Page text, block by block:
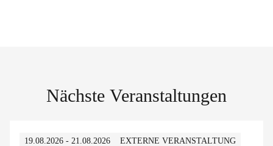
Nächste Veranstaltungen
19.08.2026 - 21.08.2026
EXTERNE VERANSTALTUNG